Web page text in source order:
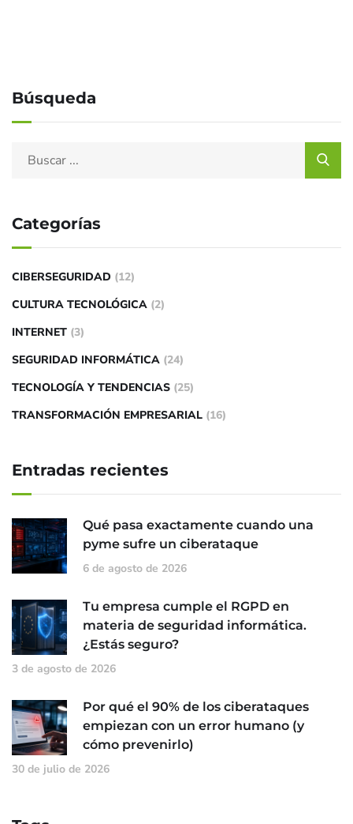
Búsqueda
Categorías
CIBERSEGURIDAD (12)
CULTURA TECNOLÓGICA (2)
INTERNET (3)
SEGURIDAD INFORMÁTICA (24)
TECNOLOGÍA Y TENDENCIAS (25)
TRANSFORMACIÓN EMPRESARIAL (16)
Entradas recientes
Qué pasa exactamente cuando una
pyme sufre un ciberataque
6 de agosto de 2026
Tu empresa cumple el RGPD en
materia de seguridad informática.
¿Estás seguro?
3 de agosto de 2026
Por qué el 90% de los ciberataques
empiezan con un error humano (y
cómo prevenirlo)
30 de julio de 2026